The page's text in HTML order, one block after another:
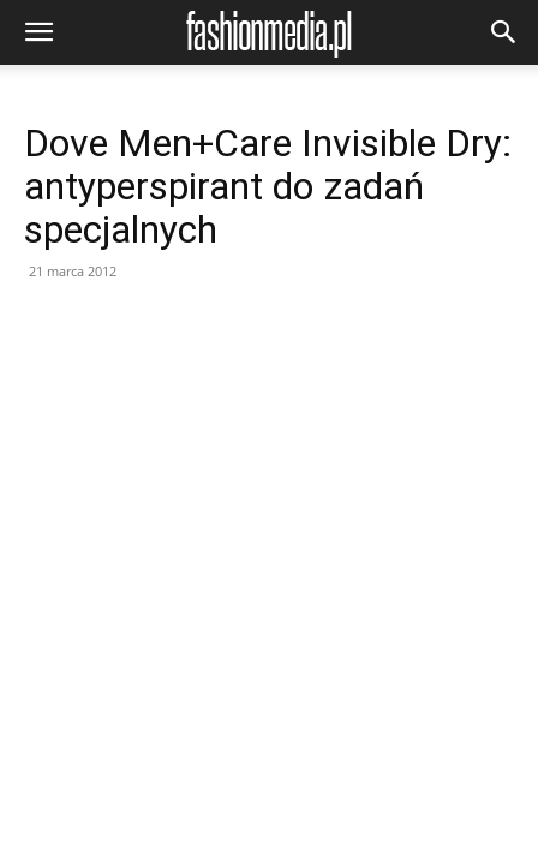
Dove Men+Care Invisible Dry:
antyperspirant do zadań
specjalnych
21 marca 2012